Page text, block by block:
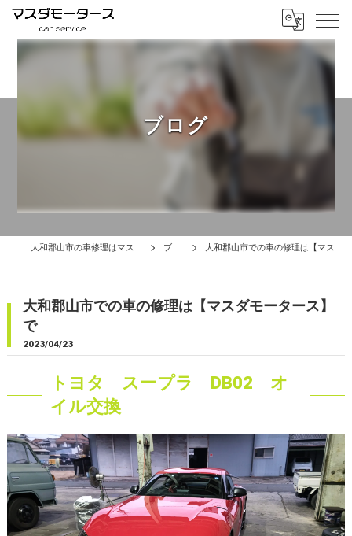
ブログ
大和郡山市の車修理はマスダモータース ブログ 大和郡山市での車の修理は【マスダモータース】で
大和郡山市での車の修理は【マスダモータース】
で
2023/04/23
トヨタ スープラ DB02 オ
イル交換